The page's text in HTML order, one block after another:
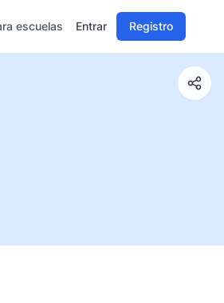
escuelas Entrar Registro